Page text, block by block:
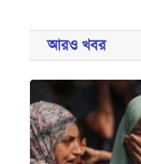
আরও খবর